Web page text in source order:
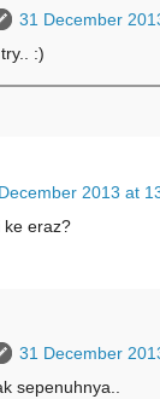
31 December
:)
2013 at
ke eraz?
31 December
sepenuhnya..